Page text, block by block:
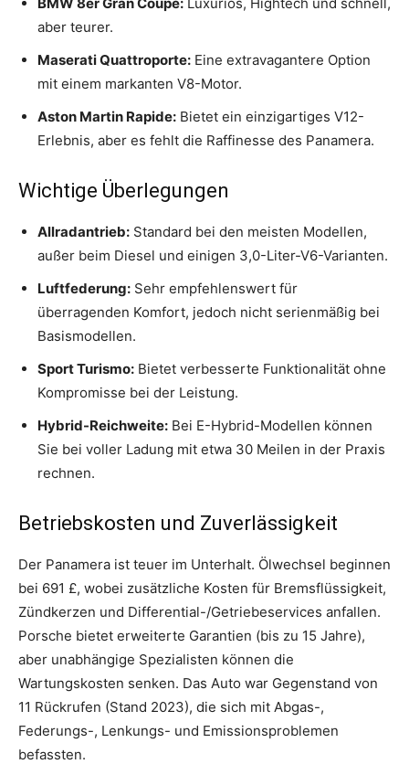
aber teurer.
Maserati Quattroporte: Eine extravagantere Option
mit einem markanten V8-Motor.
Aston Martin Rapide: Bietet ein einzigartiges V12-
Erlebnis, aber es fehlt die Raffinesse des Panamera.
Wichtige Überlegungen
Allradantrieb: Standard bei den meisten Modellen,
außer beim Diesel und einigen 3,0-Liter-V6-Varianten.
Luftfederung: Sehr empfehlenswert für
überragenden Komfort, jedoch nicht serienmäßig bei
Basismodellen.
Sport Turismo: Bietet verbesserte Funktionalität ohne
Kompromisse bei der Leistung.
Hybrid-Reichweite: Bei E-Hybrid-Modellen können
Sie bei voller Ladung mit etwa 30 Meilen in der Praxis
rechnen.
Betriebskosten und Zuverlässigkeit
Der Panamera ist teuer im Unterhalt. Ölwechsel beginnen
bei 691 £, wobei zusätzliche Kosten für Bremsflüssigkeit,
Zündkerzen und Differential-/Getriebeservices anfallen.
Porsche bietet erweiterte Garantien (bis zu 15 Jahre),
aber unabhängige Spezialisten können die
Wartungskosten senken. Das Auto war Gegenstand von
11 Rückrufen (Stand 2023), die sich mit Abgas-,
Federungs-, Lenkungs- und Emissionsproblemen
befassten.